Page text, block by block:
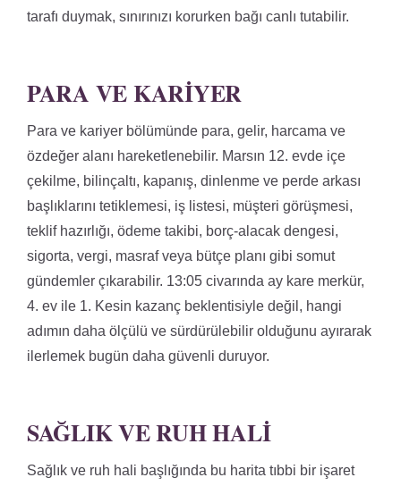
tarafı duymak, sınırınızı korurken bağı canlı tutabilir.
PARA VE KARIYER
Para ve kariyer bölümünde para, gelir, harcama ve
özdeğer alanı hareketlenebilir. Marsın 12. evde içe
çekilme, bilinçaltı, kapanış, dinlenme ve perde arkası
başlıklarını tetiklemesi, iş listesi, müşteri görüşmesi,
teklif hazırlığı, ödeme takibi, borç-alacak dengesi,
sigorta, vergi, masraf veya bütçe planı gibi somut
gündemler çıkarabilir. 13:05 civarında ay kare merkür,
4. ev ile 1. Kesin kazanç beklentisiyle değil, hangi
adımın daha ölçülü ve sürdürülebilir olduğunu ayırarak
ilerlemek bugün daha güvenli duruyor.
SAĞLIK VE RUH HALI
Sağlık ve ruh hali başlığında bu harita tıbbi bir işaret